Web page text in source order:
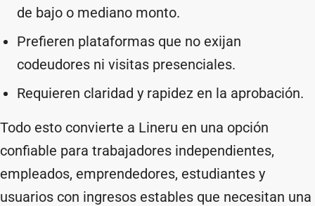
de bajo o mediano monto.
Prefieren plataformas que no exijan
codeudores ni visitas presenciales.
Requieren claridad y rapidez en la aprobación.
Todo esto convierte a Lineru en una opción
confiable para trabajadores independientes,
empleados, emprendedores, estudiantes y
usuarios con ingresos estables que necesitan una